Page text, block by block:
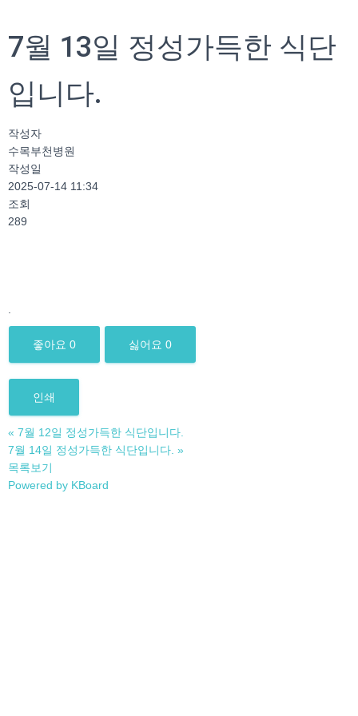
7월 13일 정성가득한 식단
입니다.
작성자
수목부천병원
작성일
2025-07-14 11:34
조회
289
좋아요 0 싫어요 0
인쇄
« 7월 12일 정성가득한 식단입니다.
7월 14일 정성가득한 식단입니다. »
목록보기
Powered by KBoard